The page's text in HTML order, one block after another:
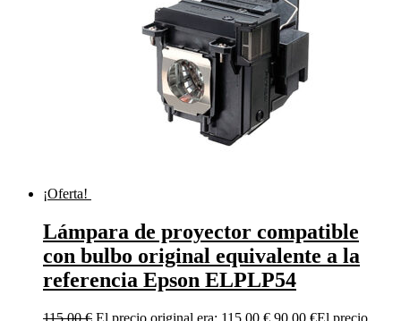
¡Oferta!
Lámpara de proyector compatible
con bulbo original equivalente a la
referencia Epson ELPLP54
115,00€ El precio original era: 115,00 €.90,00 €El precio